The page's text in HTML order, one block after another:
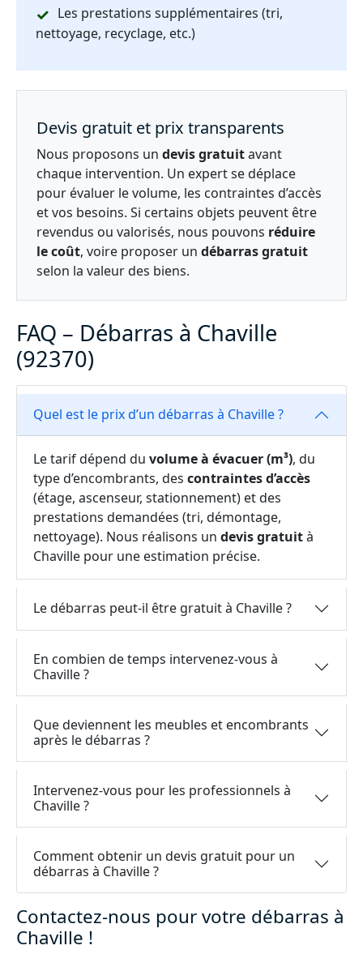
Les prestations supplémentaires (tri,
nettoyage, recyclage, etc.)
Devis gratuit et prix transparents
Nous proposons un devis gratuitavant
chaque intervention. Un expert se déplace
pour évaluer le volume, les contraintes d’accès
et vos besoins. Si certains objets peuvent être
revendus ou valorisés, nous pouvons réduire
le coût, voire proposer un débarras gratuit
selon la valeur des biens.
FAQ – Débarras à Chaville
(92370)
Quel est le prix d’un débarras à Chaville ?
Le tarif dépend du volume à évacuer (m³), du
type d’encombrants, des contraintes d’accès
(étage, ascenseur, stationnement) et des
prestations demandées (tri, démontage,
nettoyage). Nous réalisons un devis gratuità
Chaville pour une estimation précise.
Le débarras peut-il être gratuit à Chaville ?
En combien de temps intervenez-vous à
Chaville ?
Que deviennent les meubles et encombrants
après le débarras ?
Intervenez-vous pour les professionnels à
Chaville ?
Comment obtenir un devis gratuit pour un
débarras à Chaville ?
Contactez-nous pour votre débarras à
Chaville !